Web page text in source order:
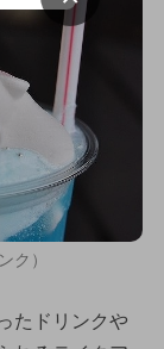
ク）
たドリンクや